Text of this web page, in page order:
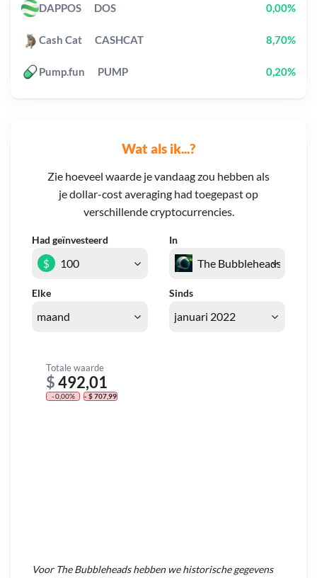
Wat als ik...?
Zie hoeveel waarde je vandaag zou hebben als
je dollar-cost averaging had toegepast op
verschillende cryptocurrencies.
Had geïnvesteerd In
Elke Sinds
$
Totale waarde
$492,01
- 0,00% - $ 707,99
Voor The Bubbleheadshebben we historische gegevens
DAPPOS DOS 0,00%
Cash Cat CASHCAT 8,70%
Pump.fun PUMP 0,20%